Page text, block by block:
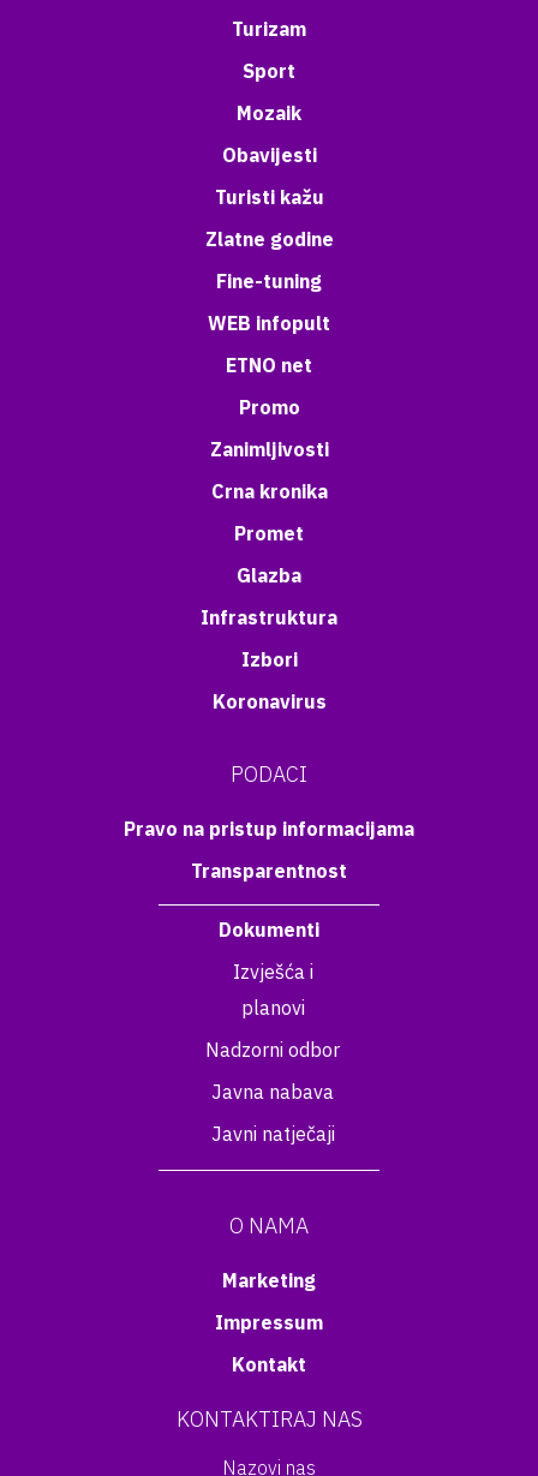
Turizam
Sport
Mozaik
Obavijesti
Turisti kažu
Zlatne godine
Fine-tuning
WEB infopult
ETNO net
Promo
Zanimljivosti
Crna kronika
Promet
Glazba
Infrastruktura
Izbori
Koronavirus
PODACI
Pravo na pristup informacijama
Transparentnost
Dokumenti
Izvješća i
planovi
Nadzorni odbor
Javna nabava
Javni natječaji
O NAMA
Marketing
Impressum
Kontakt
KONTAKTIRAJ NAS
Nazovi nas